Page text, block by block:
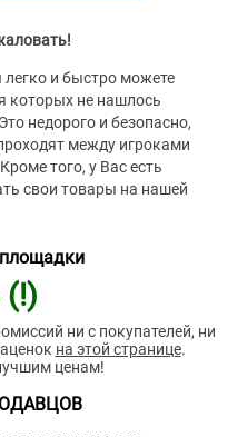
и быстро можете
которых не нашлось
недорого и безопасно,
между игроками
того, у Вас есть
свои товары на нашей
(!)
ни с покупателей, ни
на этой странице.
ценам!